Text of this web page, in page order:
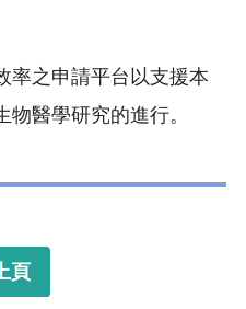
率之申請平台以支援本
醫學研究的進行。
頁